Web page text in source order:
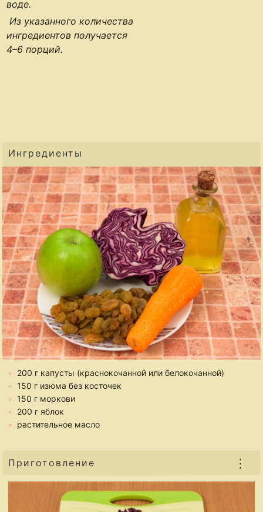
воде.
Из указанного количества
ингредиентов получается
4–6 порций.
Ингредиенты
200 г капусты (краснокочанной или белокочанной)
150 г изюма без косточек
150 г моркови
200 г яблок
растительное масло
Приготовление ⋮